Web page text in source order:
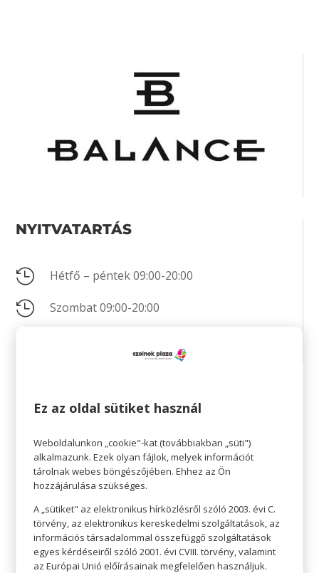
NYITVATARTÁS
 Hétfő – péntek 09:00-20:00
 Szombat 09:00-20:00
 +36 20 357 2089
 Nincs megadva
Weboldal
Ez az oldal sütiket használ
Weboldalunkon „cookie"-kat (továbbiakban „süti")
alkalmazunk. Ezek olyan fájlok, melyek információt
tárolnak webes böngészőjében. Ehhez az Ön
hozzájárulása szükséges.
A „sütiket" az elektronikus hírközlésről szóló 2003. évi C.
törvény, az elektronikus kereskedelmi szolgáltatások, az
információs társadalommal összefüggő szolgáltatások
egyes kérdéseiről szóló 2001. évi CVIII. törvény, valamint
az Európai Unió előírásainak megfelelően használjuk.